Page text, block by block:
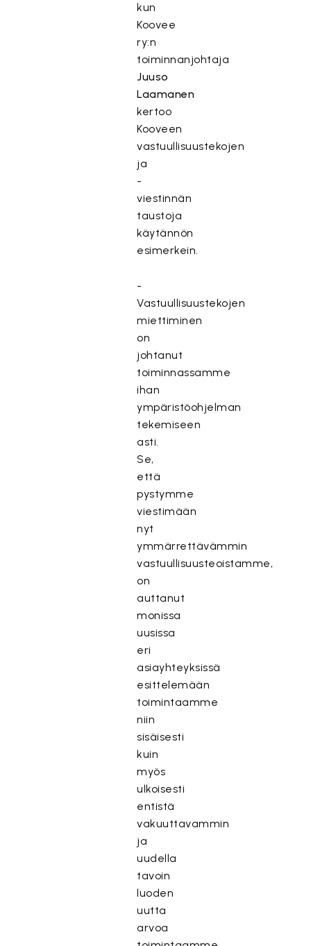
kun
Koovee
ry:n
toiminnanjohtaja
Juuso
Laamanen
kertoo
Kooveen
vastuullisuustekojen
ja
-
viestinnän
taustoja
käytännön
esimerkein.
-
Vastuullisuustekojen
miettiminen
on
johtanut
toiminnassamme
ihan
ympäristöohjelman
tekemiseen
asti.
Se,
että
pystymme
viestimään
nyt
ymmärrettävämmin
vastuullisuusteoistamme,
on
auttanut
monissa
uusissa
eri
asiayhteyksissä
esittelemään
toimintaamme
niin
sisäisesti
kuin
myös
ulkoisesti
entistä
vakuuttavammin
ja
uudella
tavoin
luoden
uutta
arvoa